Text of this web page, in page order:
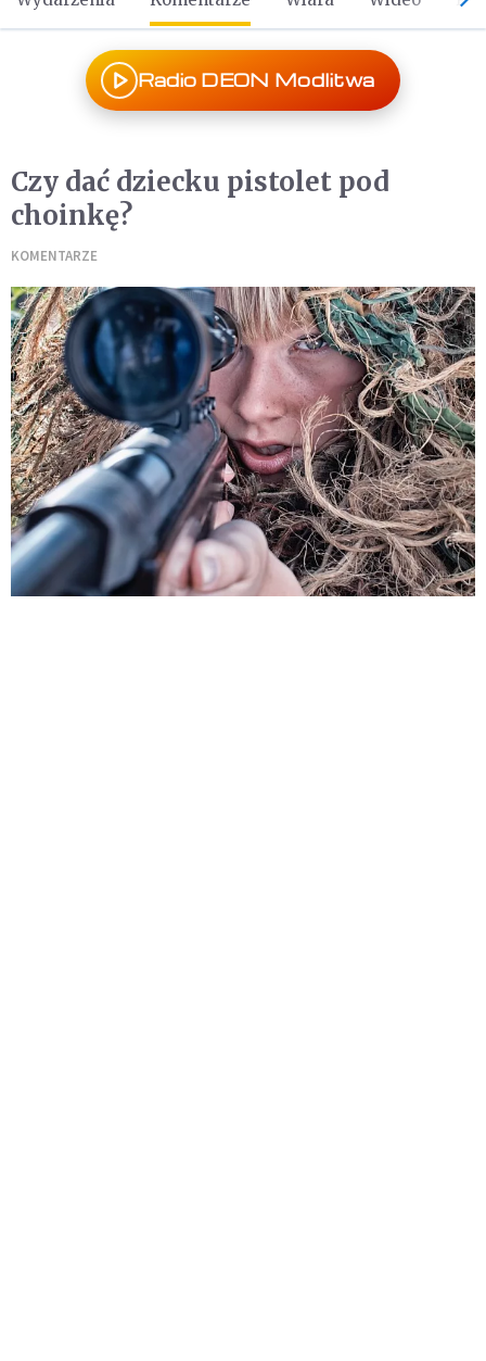
Radio DEON Modlitwa
Czy dać dziecku pistolet pod
choinkę?
KOMENTARZE